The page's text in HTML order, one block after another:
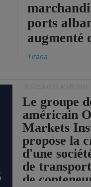
ports
augmenté
Tirana
Le groupe
américain
Markets
propose la
d'une
de
de